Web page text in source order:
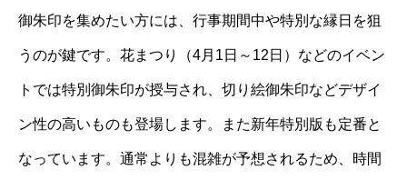
御朱印を集めたい方には、行事期間中や特別な縁日を狙
うのが鍵です。花まつり（4月1日～12日）などのイベン
トでは特別御朱印が授与され、切り絵御朱印などデザイ
ン性の高いものも登場します。また新年特別版も定番と
なっています。通常よりも混雑が予想されるため、時間